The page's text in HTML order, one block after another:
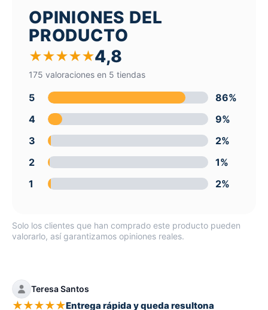
OPINIONES DEL
PRODUCTO
★★★★★4,8
175 valoraciones en 5 tiendas
5
86%
4
9%
3
2%
2
1%
1
2%
Solo los clientes que han comprado este producto pueden
valorarlo, así garantizamos opiniones reales.
Teresa Santos
★★★★★Entrega rápida y queda resultona